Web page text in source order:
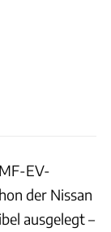
EV-
der Nissan
ausgelegt –